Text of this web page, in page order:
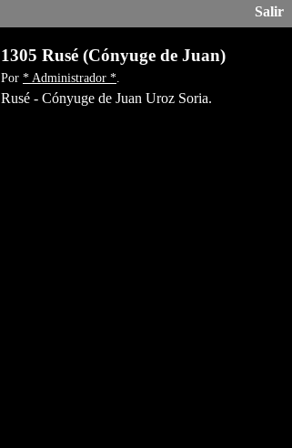
Salir
1305 Rusé (Cónyuge de Juan)
Por * Administrador *
Rusé - Cónyuge de Juan Uroz Soria.